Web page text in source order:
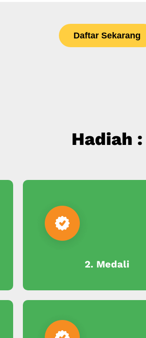
Daftar Sekarang
Hadiah :
2. Medali